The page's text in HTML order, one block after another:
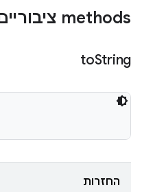
‫methods ציבוריים
toString
החזרות